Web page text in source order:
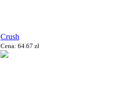
Crush
Cena: 64.67 zł